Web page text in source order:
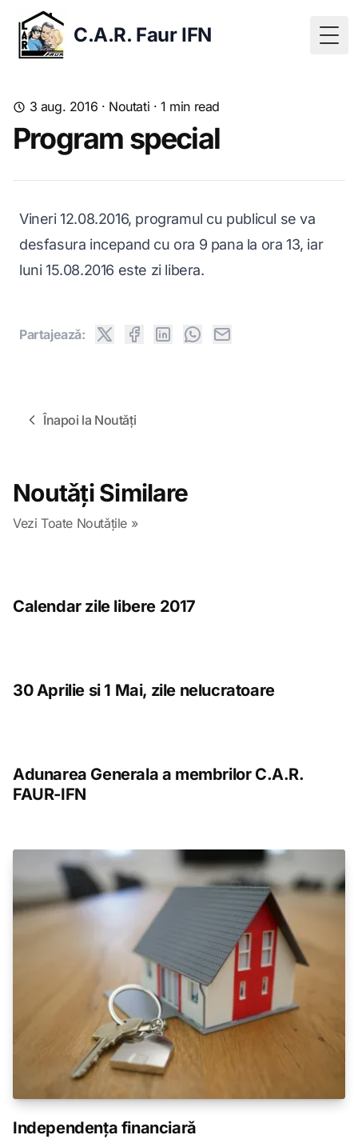
C.A.R. Faur IFN
3 aug. 2016 · Noutati ·1 min read
Program special
Vineri 12.08.2016, programul cu publicul se va
desfasura incepand cu ora 9 pana la ora 13, iar
luni 15.08.2016 este zi libera.
Partajeazǎ:
Înapoi la Noutǎți
Noutǎți Similare
Vezi Toate Noutǎțile »
Calendar zile libere 2017
30 Aprilie si 1 Mai, zile nelucratoare
Adunarea Generala a membrilor C.A.R.
FAUR-IFN
Independența financiarǎ